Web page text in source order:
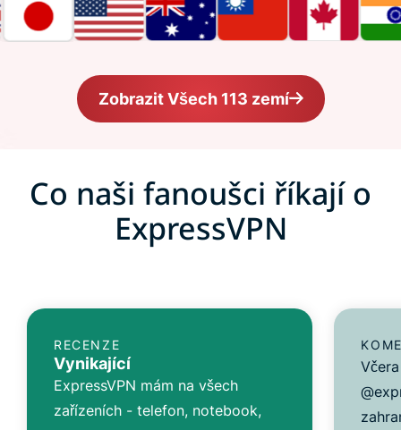
Zobrazit Všech 113 zemí
Co naši fanoušci říkají o
ExpressVPN
RECENZE
Vynikající
ExpressVPN mám na všech
zařízeních - telefon, notebook,